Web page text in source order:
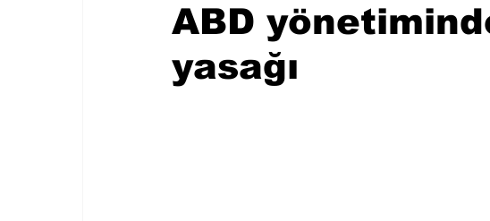
ABD
yasağı